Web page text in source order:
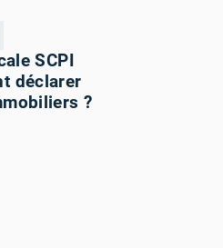
SCPI
déclarer
?